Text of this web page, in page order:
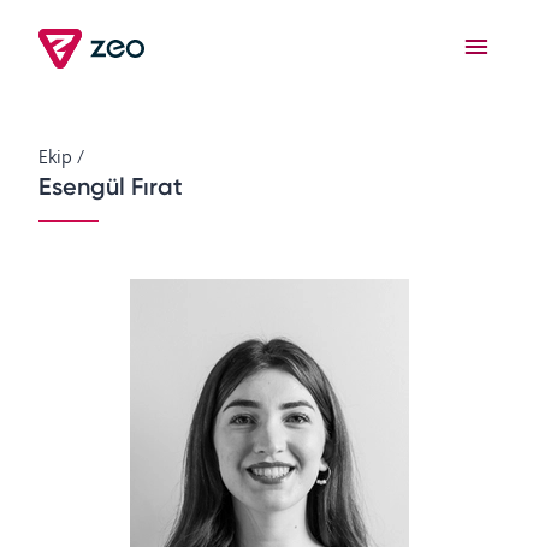
Ekip /
Esengül Fırat